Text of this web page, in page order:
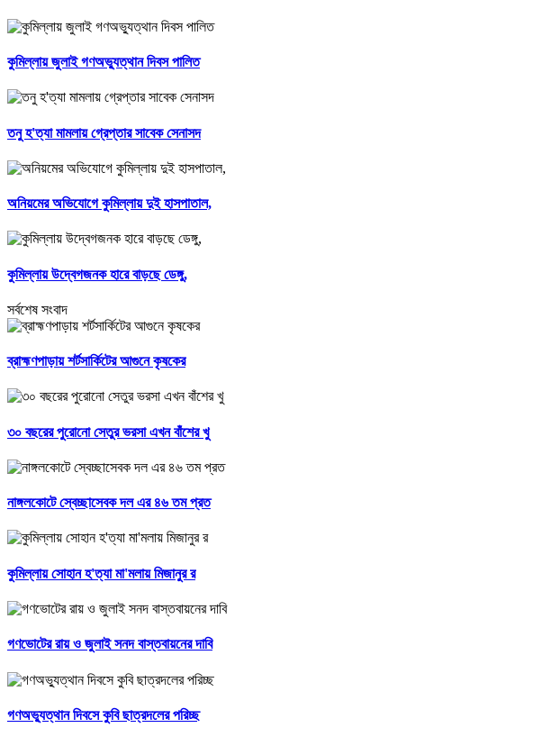
কুমিল্লায় জুলাই গণঅভ্যুত্থান দিবস পালিত
তনু হ'ত্যা মামলায় গ্রেপ্তার সাবেক সেনাসদ
অনিয়মের অভিযোগে কুমিল্লায় দুই হাসপাতাল,
কুমিল্লায় উদ্বেগজনক হারে বাড়ছে ডেঙ্গু,
সর্বশেষ সংবাদ
ব্রাহ্মণপাড়ায় শর্টসার্কিটের আগুনে কৃষকের
৩০ বছরের পুরোনো সেতুর ভরসা এখন বাঁশের খু
নাঙ্গলকোটে স্বেচ্ছাসেবক দল এর ৪৬ তম প্রত
কুমিল্লায় সোহান হ'ত্যা মা'মলায় মিজানুর র
গণভোটের রায় ও জুলাই সনদ বাস্তবায়নের দাবি
গণঅভ্যুত্থান দিবসে কুবি ছাত্রদলের পরিচ্ছ